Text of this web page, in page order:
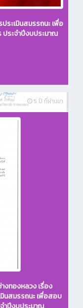
ระเมินสมรรถนะ เพื่อ
ประจำปีงบประมาณ
5 ปี ที่ผ่านมา
งทองหลวง เรื่อง
มินสมรรถนะ เพื่อสอบ